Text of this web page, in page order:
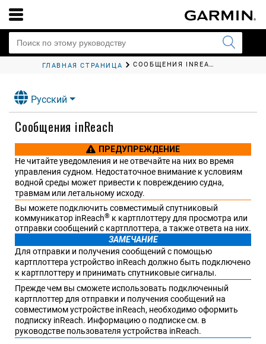
ГЛАВНАЯ СТРАНИЦА СООБЩЕНИЯ INREACH
Русский
Сообщения inReach
ПРЕДУПРЕЖДЕНИЕ
Не читайте уведомления и не отвечайте на них во время
управления судном. Недостаточное внимание к условиям
водной среды может привести к повреждению судна,
травмам или летальному исходу.
Вы можете подключить совместимый спутниковый
коммуникатор inReach® к картплоттеру для просмотра или
отправки сообщений с картплоттера, а также ответа на них.
ЗАМЕЧАНИЕ
Для отправки и получения сообщений с помощью
картплоттера устройство inReach должно быть подключено
к картплоттеру и принимать спутниковые сигналы.
Прежде чем вы сможете использовать подключенный
картплоттер для отправки и получения сообщений на
совместимом устройстве inReach, необходимо оформить
подписку inReach. Информацию о подписке см. в
руководстве пользователя устройства inReach.